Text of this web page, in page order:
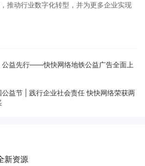
推动行业数字化转型，并为更多企业实现
公益先行——快快网络地铁公益广告全面上
公益节 | 践行企业社会责任 快快网络荣获两
新资源